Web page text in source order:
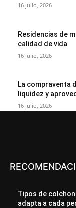
16 julio, 2026
Residencias de
calidad de vida
16 julio, 2026
La compraventa
liquidez y
16 julio, 2026
Tipos de
adapta a cada